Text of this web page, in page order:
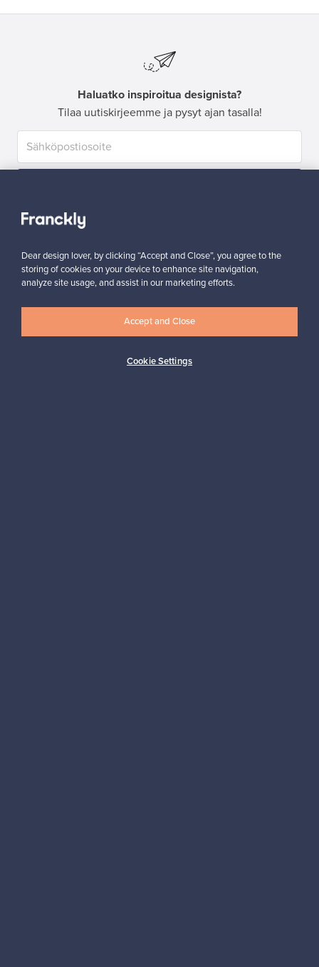
Haluatko inspiroitua designista?
Tilaa uutiskirjeemme ja pysyt ajan tasalla!
Dear design lover, by clicking “Accept and Close”, you agree to the
storing of cookies on your device to enhance site navigation,
analyze site usage, and assist in our marketing efforts.
Cookie Settings
Accept and Close